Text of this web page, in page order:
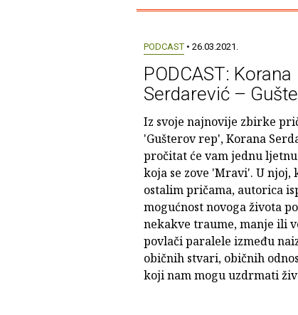
PODCAST• 26.03.2021.
PODCAST: Korana
Serdarević –
Iz svoje najnovije zbirke
'Gušterov rep', Korana
pročitat će vam jednu
koja se zove 'Mravi'. U njoj,
ostalim pričama, autorica
mogućnost novoga života
nekakve traume, manje ili
povlači paralele između
običnih stvari, običnih
koji nam mogu uzdrmati